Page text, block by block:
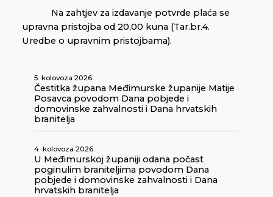
Na zahtjev za izdavanje potvrde plaća se
upravna pristojba od 20,00 kuna (Tar.br.4.
Uredbe o upravnim pristojbama).
5. kolovoza 2026.
Čestitka župana Međimurske županije Matije
Posavca povodom Dana pobjede i
domovinske zahvalnosti i Dana hrvatskih
branitelja
4. kolovoza 2026.
U Međimurskoj županiji odana počast
poginulim braniteljima povodom Dana
pobjede i domovinske zahvalnosti i Dana
hrvatskih branitelja